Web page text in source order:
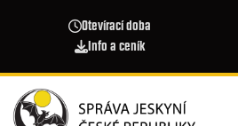
Otevírací doba
Info a ceník